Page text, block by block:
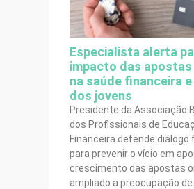
Especialista alerta
impacto das apostas
na saúde financeira
dos jovens
Presidente da Associação
dos Profissionais de
Financeira defende diálogo
para prevenir o vício em
crescimento das apostas
ampliado a preocupação de